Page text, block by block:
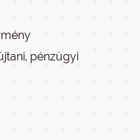
pénzügyi